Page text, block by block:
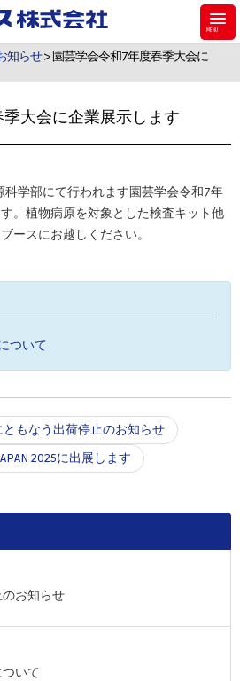
シラン・シリコーンなどのケミカル製品、食
用の検査キットを販売しています。
知らせ> 園芸学会令和7年度春季大会に
大会に企業展示します
学部にて行われます園芸学会令和7年
。植物病原を対象とした検査キット他
ースにお越しください。
ついて
もなう出荷停止のお知らせ
2025に出展します
お知らせ
いて